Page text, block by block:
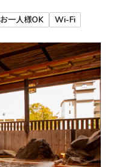
お一人様OK
Wi-Fi